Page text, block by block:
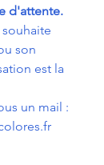
d'attente.
son
est la
un mail :